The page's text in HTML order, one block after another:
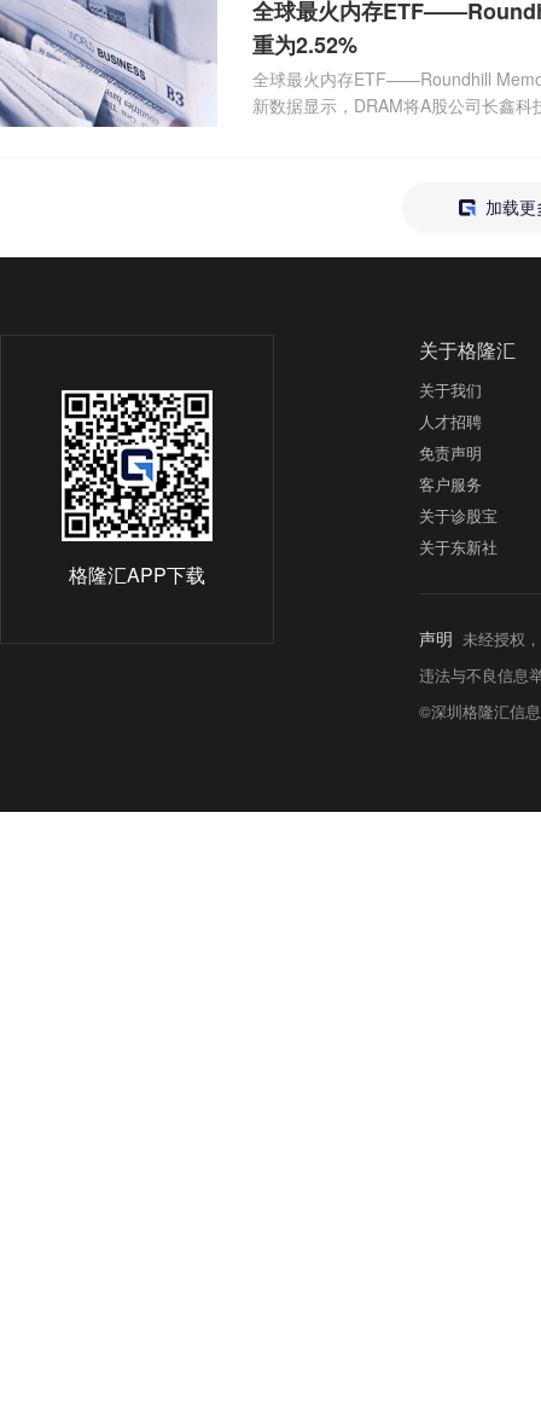
全球最火内存
重为2.52%
全球最火内存ETF——Roundhill
新数据显示，DRAM将A股公司长鑫
加载更
格隆汇APP下载
关于格隆汇
关于我们
人才招聘
免责声明
客户服务
关于诊股宝
关于东新社
声明 未经授权
违法与不良信息
©深圳格隆汇信